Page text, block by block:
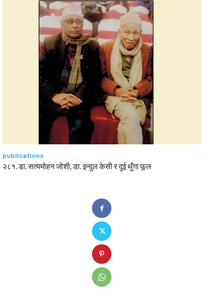
publications
२८१. डा. सत्यमोहन जोशी, डा. इन्दुल केसी र दुई थुँगा फूल